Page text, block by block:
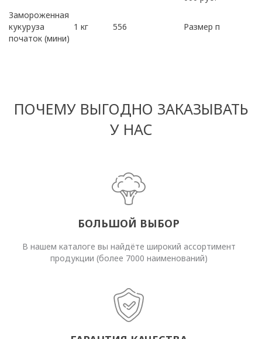
Замороженная
кукуруза
початок (мини)
1 кг 556 Размер п
ПОЧЕМУ ВЫГОДНО ЗАКАЗЫВАТЬ
У НАС
БОЛЬШОЙ ВЫБОР
В нашем каталоге вы найдёте широкий ассортимент
продукции (более 7000 наименований)